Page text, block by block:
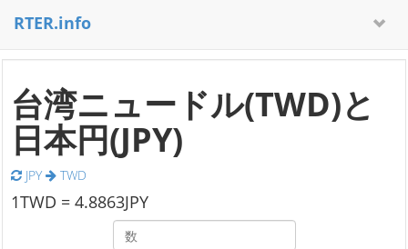
RTER.info
台湾ニュードル(TWD)と
日本円(JPY)
JPY TWD
1TWD = 4.8863JPY